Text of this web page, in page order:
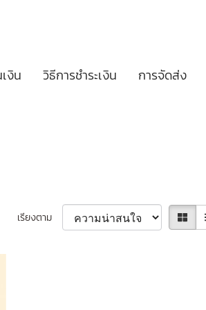
งิน วิธีการชำระเงิน การจัดส่ง
เรียงตาม